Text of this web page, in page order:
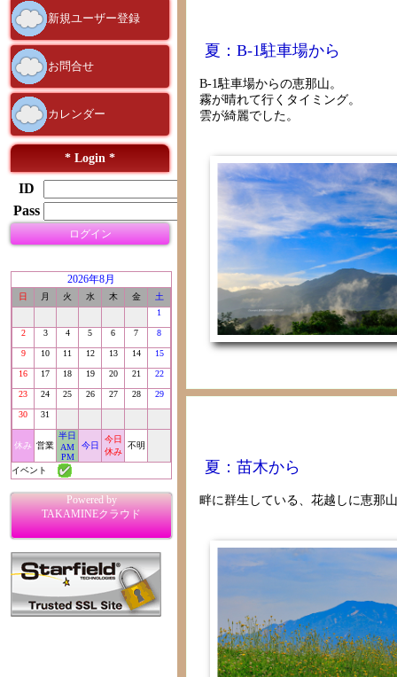
新規ユーザー登録
お問合せ
カレンダー
* Login *
ID
Pass
ログイン
2026年8月
日 月 火 水 木 金
土
1
2 3 4 5 6 7 8
9 10 11 12 13 14 15
16 17 18 19 20 21 22
23 24 25 26 27 28 29
30 31
休み 営業
半日
AM
PM
今日
今日
休み
不明
イベント
Powered by
TAKAMINEクラウド
夏：B-1駐車場から
B-1駐車場からの恵那山。
霧が晴れて行くタイミング。
雲が綺麗でした。
夏：苗木から
畔に群生している、花越しに恵那